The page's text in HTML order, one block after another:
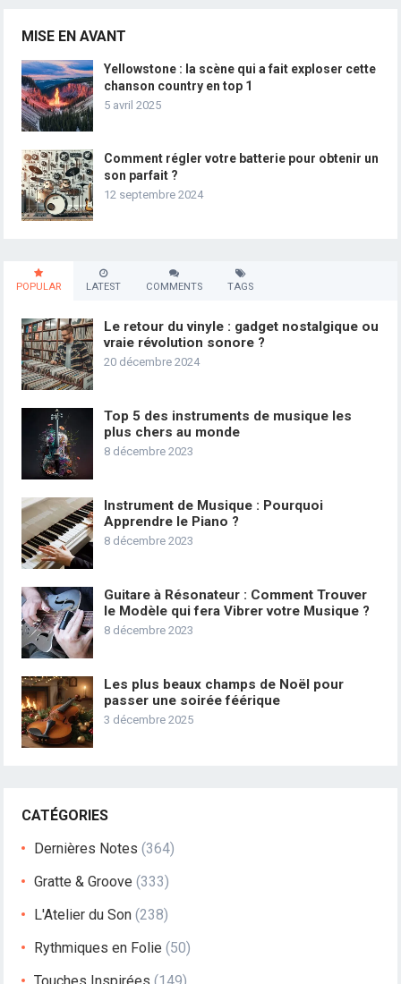
MISE EN AVANT
Yellowstone : la scène qui a fait exploser cette
chanson country en top 1
5 avril 2025
Comment régler votre batterie pour obtenir un
son parfait ?
12 septembre 2024
POPULAR LATEST COMMENTS TAGS
Le retour du vinyle : gadget nostalgique ou
vraie révolution sonore ?
20 décembre 2024
Top 5 des instruments de musique les
plus chers au monde
8 décembre 2023
Instrument de Musique : Pourquoi
Apprendre le Piano ?
8 décembre 2023
Guitare à Résonateur : Comment Trouver
le Modèle qui fera Vibrer votre Musique ?
8 décembre 2023
Les plus beaux champs de Noël pour
passer une soirée féérique
3 décembre 2025
CATÉGORIES
Dernières Notes (364)
Gratte & Groove (333)
L'Atelier du Son (238)
Rythmiques en Folie (50)